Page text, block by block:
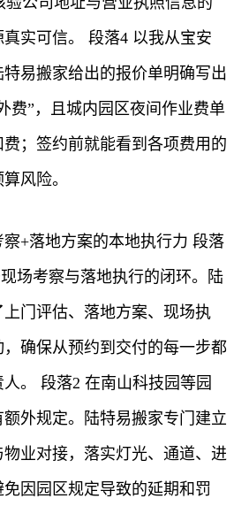
实可信。 段落4 以我从宝安
易搬家给出的报价单明确写出
费”，且城内园区夜间作业费单
；签约前就能看到各项费用的
风险。
+落地方案的本地执行力 段落
场考察与落地执行的闭环。陆
门评估、落地方案、现场执
确保从预约到交付的每一步都
。 段落2 在南山科技园等园
外规定。陆特易搬家专门建立
业对接，落实灯光、通道、进
因园区规定导致的延期和罚